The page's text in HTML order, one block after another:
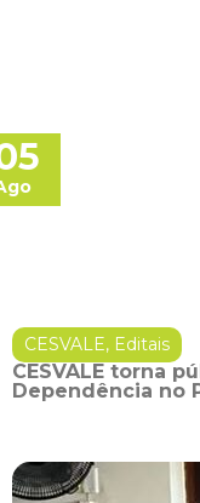
CESVALE, Editais
CESVALE torna
Dependência no